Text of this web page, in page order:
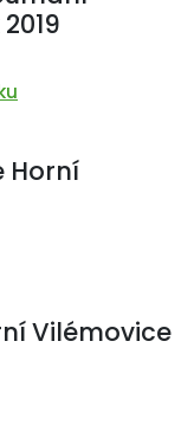
Horní
Vilémovice